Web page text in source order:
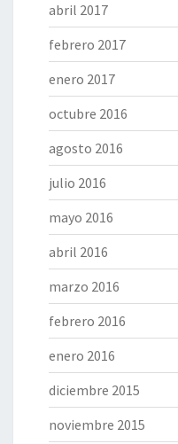
abril 2017
febrero 2017
enero 2017
octubre 2016
agosto 2016
julio 2016
mayo 2016
abril 2016
marzo 2016
febrero 2016
enero 2016
diciembre 2015
noviembre 2015